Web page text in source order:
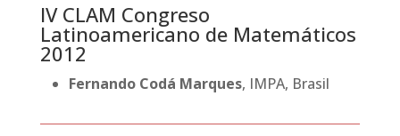
IV CLAM Congreso
Latinoamericano de Matemáticos
2012
Fernando Codá Marques, IMPA, Brasil